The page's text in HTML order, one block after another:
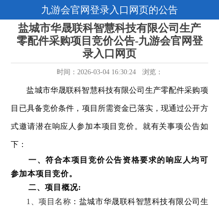
九游会官网登录入口网页的公告
盐城市华晟联科智慧科技有限公司生产
零配件采购项目竞价公告-九游会官网登
录入口网页
时间：2026-03-04 16:30:24 浏览：
盐城市华晟联科智慧科技有限公司生产零配件采购项
目 已具备竞价条件，项目所需资金已落实，现通过公开方
式邀请潜在响应人参加本项目竞价。就有关事项公告如
下：
一、符合本项目竞价公告资格要求的响应人均可
参加本项目竞价。
二、项目概况:
1、项目名称 ：盐城市华晟联科智慧科技有限公司生